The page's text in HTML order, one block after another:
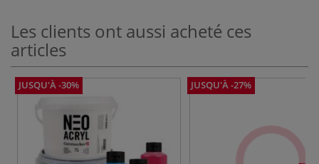
Les clients ont aussi acheté ces
articles
JUSQU'À -30% JUSQU'À -27%